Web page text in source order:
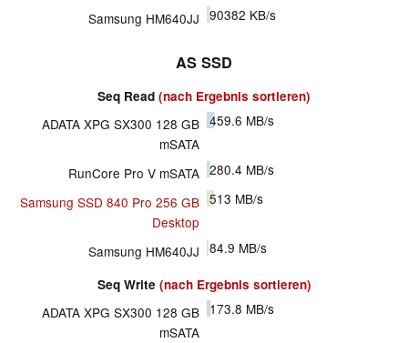
Samsung HM640JJ 90382 KB/s
AS SSD
Seq Read (nach Ergebnis sortieren)
ADATA XPG SX300 128 GB
mSATA
459.6 MB/s
RunCore Pro V mSATA 280.4 MB/s
Samsung SSD 840 Pro 256 GB
Desktop
513 MB/s
Samsung HM640JJ 84.9 MB/s
Seq Write (nach Ergebnis sortieren)
ADATA XPG SX300 128 GB
mSATA
173.8 MB/s